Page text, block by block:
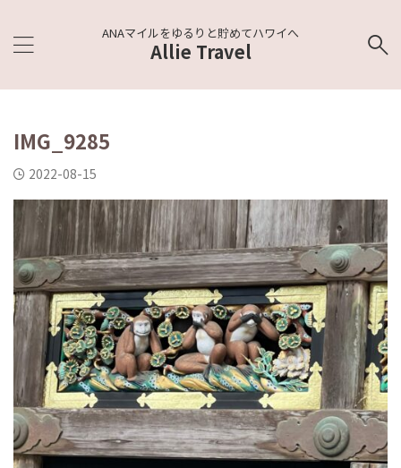
ANAマイルをゆるりと貯めてハワイへ
Allie Travel
IMG_9285
2022-08-15